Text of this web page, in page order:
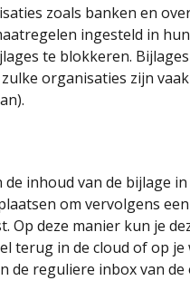
zoals banken en
ingesteld in
te blokkeren.
organisaties zijn
de inhoud van de bijlage
om vervolgens
Op deze manier kun je
terug in de cloud of op
de reguliere inbox van de